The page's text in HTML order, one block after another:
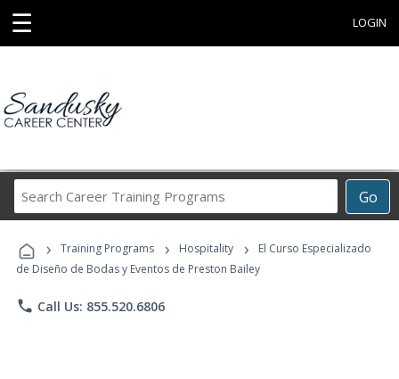
☰ LOGIN
Go
Career
Programs
› Training Programs › Hospitality ›
El Curso Especializado
de Diseño de Bodas y Eventos de Preston Bailey
phone Call Us: 855.520.6806